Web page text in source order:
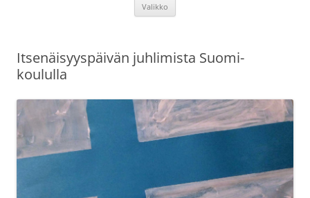
Valikko
Itsenäisyyspäivän juhlimista Suomi-
koululla